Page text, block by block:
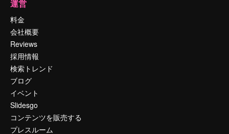
運営
料金
会社概要
Reviews
採用情報
検索トレンド
ブログ
イベント
Slidesgo
コンテンツを販売する
プレスルーム